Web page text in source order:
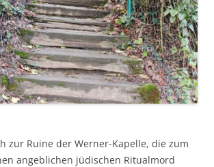
zur Ruine der Werner-Kapelle, die zum
angeblichen jüdischen Ritualmord